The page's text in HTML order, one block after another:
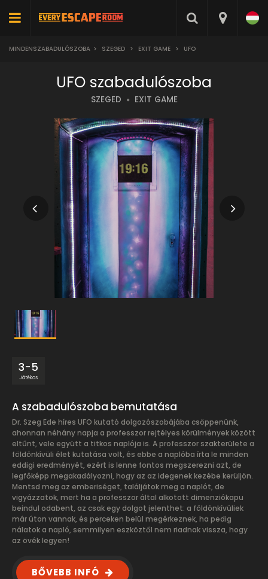
MINDENSZABADULÓSZOBA > SZEGED > EXIT GAME > UFO
UFO szabadulószoba
SZEGED EXIT GAME
3-5
Játékos
A szabadulószoba bemutatása
Dr. Szeg Ede híres UFO kutató dolgozószobájába csöppenünk,
ahonnan néhány napja a professzor rejtélyes körülmények között
eltűnt, vele együtt a titkos naplója is. A professzor szakterülete a
földönkívüli élet kutatása volt, és ebbe a naplóba írta le minden
eddigi eredményét, ezért is lenne fontos megszerezni azt, de
legfőképp megakadályozni, hogy az az idegenek kezébe kerüljön.
Mentsd meg az emberiséget, találjátok meg a naplót, de
vigyázzatok, mert ha a professzor által alkotott dimenziókapu
beindul odabent, az csak egy dolgot jelenthet: a földönkívüliek
már úton vannak, és perceken belül megérkeznek, ha pedig
nálatok a napló, semmilyen eszköztől nem riadnak vissza, hogy
az övék legyen!
BŐVEBB INFÓ